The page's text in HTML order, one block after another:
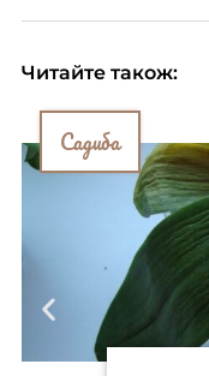
Читайте також:
Садиба